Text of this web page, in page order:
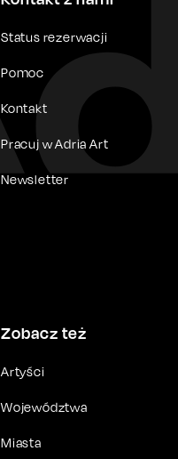
Status rezerwacji
Pomoc
Kontakt
Pracuj w Adria Art
Newsletter
Zobacz też
Artyści
Województwa
Miasta